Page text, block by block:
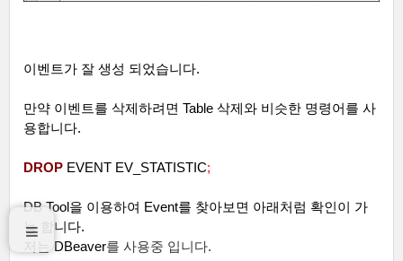
이벤트가 잘 생성 되었습니다.
만약 이벤트를 삭제하려면 Table 삭제와 비슷한 명령어를 사
용합니다.
DROP EVENT EV_STATISTIC;
DB Tool을 이용하여 Event를 찾아보면 아래처럼 확인이 가
능 합니다.
저는 DBeaver를 사용중 입니다.